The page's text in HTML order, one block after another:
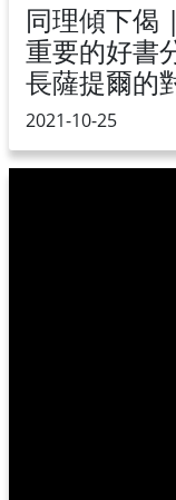
同理傾下偈
重要的好書
長薩提爾的
2021-10-25